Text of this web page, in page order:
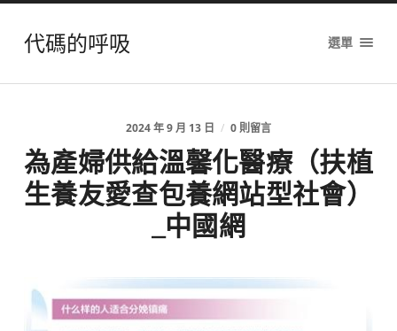
代碼的呼吸 選單
2024 年 9 月 13 日 / 0 則留言
為產婦供給溫馨化醫療（扶植
生養友愛查包養網站型社會）
_中國網